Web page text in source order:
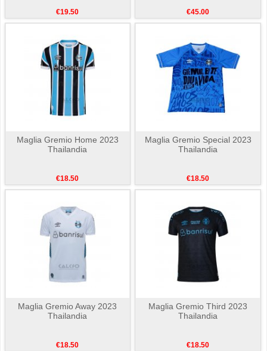
€19.50 €45.00
Maglia Gremio Home 2023
Thailandia
€18.50
Maglia Gremio Special 2023
Thailandia
€18.50
Maglia Gremio Away 2023
Thailandia
€18.50
Maglia Gremio Third 2023
Thailandia
€18.50